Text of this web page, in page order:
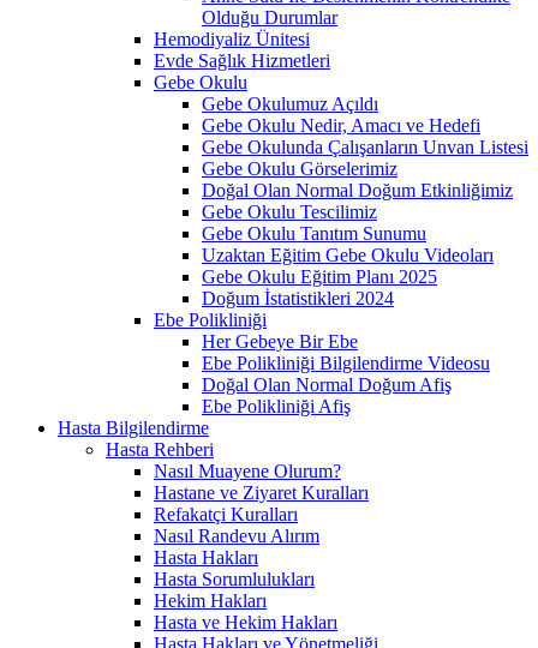
Olduğu Durumlar
Hemodiyaliz Ünitesi
Evde Sağlık Hizmetleri
Gebe Okulu
Gebe Okulumuz Açıldı
Gebe Okulu Nedir, Amacı ve Hedefi
Gebe Okulunda Çalışanların Unvan Listesi
Gebe Okulu Görselerimiz
Doğal Olan Normal Doğum Etkinliğimiz
Gebe Okulu Tescilimiz
Gebe Okulu Tanıtım Sunumu
Uzaktan Eğitim Gebe Okulu Videoları
Gebe Okulu Eğitim Planı 2025
Doğum İstatistikleri 2024
Ebe Polikliniği
Her Gebeye Bir Ebe
Ebe Polikliniği Bilgilendirme Videosu
Doğal Olan Normal Doğum Afiş
Ebe Polikliniği Afiş
Hasta Bilgilendirme
Hasta Rehberi
Nasıl Muayene Olurum?
Hastane ve Ziyaret Kuralları
Refakatçi Kuralları
Nasıl Randevu Alırım
Hasta Hakları
Hasta Sorumlulukları
Hekim Hakları
Hasta ve Hekim Hakları
Hasta Hakları ve Yönetmeliği